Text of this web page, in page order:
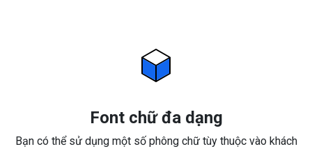
Font chữ đa dạng
Bạn có thể sử dụng một số phông chữ tùy thuộc vào khách